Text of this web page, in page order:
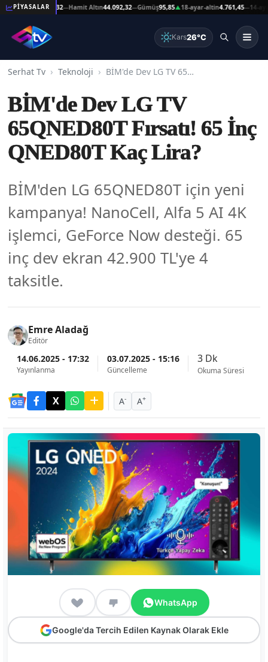
PİYASALAR
Altın44.092,32— Hamit Altın44.092,32—Gümüş95,85▲18-ayar-altin4.761,45—14-ayar-
Kars26°C
Serhat Tv Teknoloji BİM'de Dev LG TV 65QNED80T Fırsatı! 65 İnç QNED80T Kaç Lira?
BİM'de Dev LG TV
65QNED80T Fırsatı! 65 İnç
QNED80T Kaç Lira?
BİM'den LG 65QNED80T için yeni
kampanya! NanoCell, Alfa 5 AI 4K
işlemci, GeForce Now desteği. 65
inç dev ekran 42.900 TL'ye 4
taksitle.
Emre Aladağ
Editör
14.06.2025 - 17:32
Yayınlanma
03.07.2025 - 15:16
Güncelleme
3 Dk
Okuma Süresi
A- A+
WhatsApp
Google'da Tercih Edilen Kaynak Olarak Ekle